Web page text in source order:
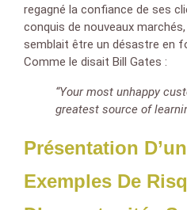
regagné la confiance de ses
conquis de nouveaux
semblait être un désastre en
Comme le disait Bill Gates :
“Your most unhappy
greatest source of
Présentation
Exemples De